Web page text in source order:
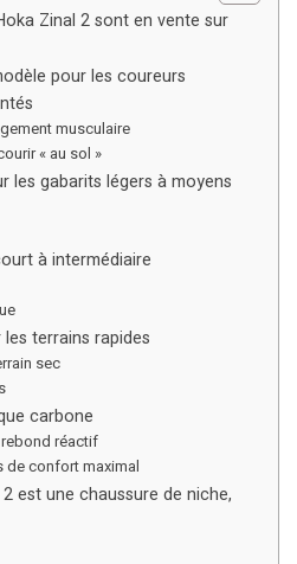
Zinal 2 sont en vente sur
pour les coureurs
musculaire
« au sol »
les gabarits légers à moyens
à intermédiaire
terrains rapides
sec
carbone
réactif
de confort maximal
est une chaussure de niche,